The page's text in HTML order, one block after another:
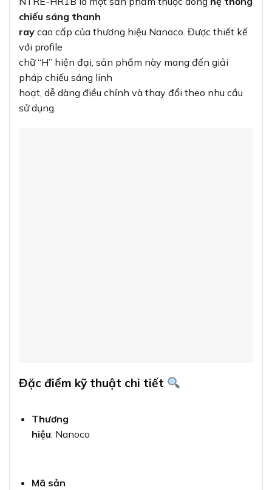
chiếu sáng thanh
ray cao cấp của thương hiệu Nanoco. Được thiết kế
với profile
chữ “H” hiện đại, sản phẩm này mang đến giải
pháp chiếu sáng linh
hoạt, dễ dàng điều chỉnh và thay đổi theo nhu cầu
sử dụng.
Đặc điểm kỹ thuật chi tiết
Thương
hiệu: Nanoco
Mã sản